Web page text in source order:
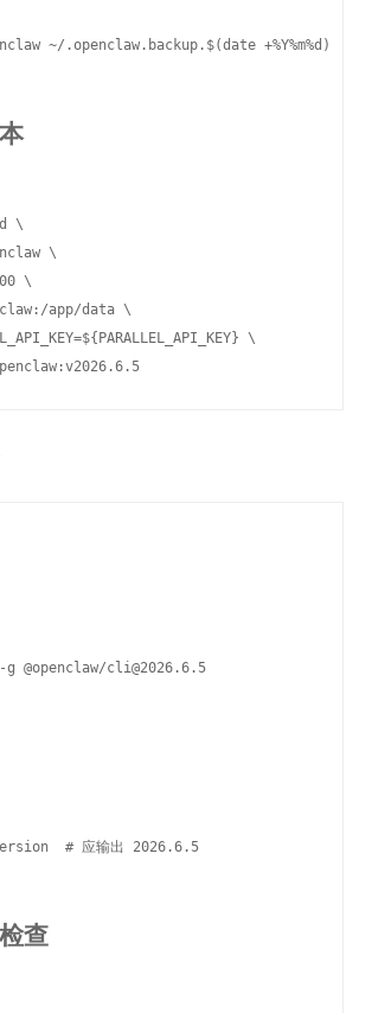
~/.openclaw.backup.$(date +%Y%m%d)
\
\
\
app/data \
\
@openclaw/cli@2026.6.5
# 应输出 2026.6.5
查